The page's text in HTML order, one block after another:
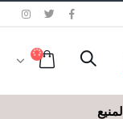
المنيع